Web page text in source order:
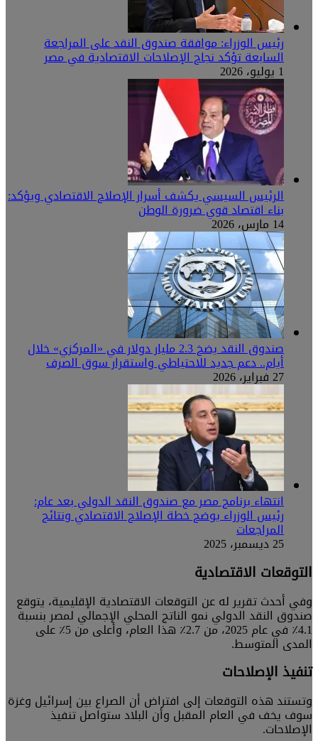
رئيس الوزراء: موافقة صندوق النقد على المراجعة
السابعة تؤكد نجاح الإصلاحات الاقتصادية في مصر
1 يوليو، 2026
الرئيس السيسي يكشف أسرار الإصلاح الاقتصادي ويؤكد:
بناء اقتصاد قوي ضرورة الوطن
14 مارس، 2026
صندوق النقد يضخ 2.3 مليار دولار في «المركزي» خلال
أيام.. دعم جديد للاحتياطي واستقرار سوق الصرف
27 فبراير، 2026
انتهاء برنامج مصر مع صندوق النقد الدولي بعد عام:
رئيس الوزراء يوضح خطة الإصلاح الاقتصادي ونتائج
المراجعات
25 ديسمبر، 2025
التوقعات الاقتصادية
وفي أحدث تقرير له عن التوقعات الاقتصادية الإقليمية، يتوقع
صندوق النقد الدولي نمو الناتج المحلي الإجمالي لمصر بنسبة
4.1٪ في عام 2025، من 2.7٪ هذا العام، وأعلى من 5٪ على
المدى المتوسط.
تنفيذ الإصلاحات
وتستند هذه التوقعات إلى افتراض أن الصراع بين إسرائيل وغزة
سوف يخف في العام المقبل وأن البلاد ستواصل تنفيذ
الإصلاحات.